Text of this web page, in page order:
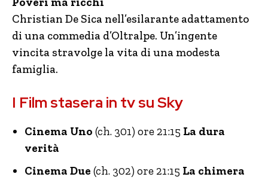
Christian De Sica nell’esilarante adattamento
di una commedia d’Oltralpe. Un’ingente
vincita stravolge la vita di una modesta
famiglia.
I Film stasera in tv su Sky
Cinema Uno (ch. 301) ore 21:15 La dura
verità
Cinema Due (ch. 302) ore 21:15 La chimera